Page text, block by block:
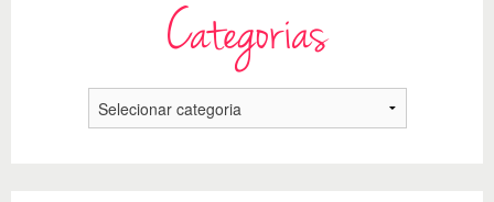
Categorias